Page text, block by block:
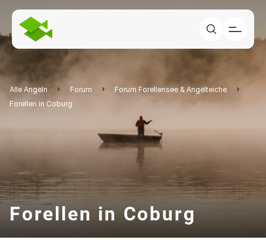
Alle Angeln Forum
Forum Forellensee & Angelteiche
Forellen in Coburg
Forellen in Coburg